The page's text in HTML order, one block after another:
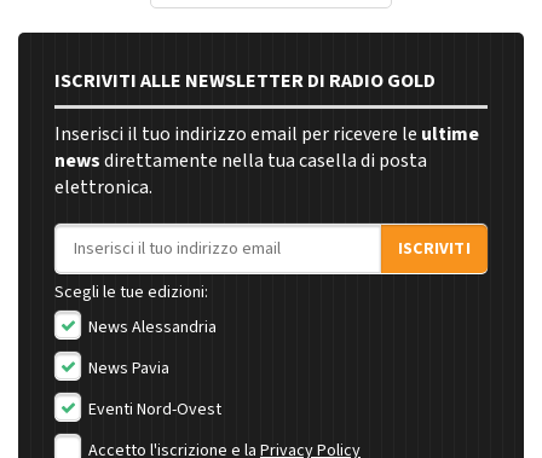
ISCRIVITI ALLE NEWSLETTER DI RADIO GOLD
Inserisci il tuo indirizzo email per ricevere le ultime
newsdirettamente nella tua casella di posta
elettronica.
Indirizzo email
ISCRIVITI
Scegli le tue edizioni:
News Alessandria
News Pavia
Eventi Nord-Ovest
Accetto l'iscrizione e la Privacy Policy